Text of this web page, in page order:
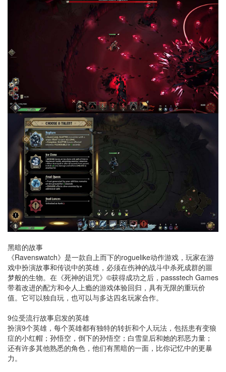
黑暗的故事
《Ravenswatch》是一款自上而下的roguelike动作游戏，玩家在游
戏中扮演故事和传说中的英雄，必须在伤神的战斗中杀死成群的噩
梦般的生物。在《死神的诅咒》©获得成功之后，passstech Games
带着改进的配方和令人上瘾的游戏体验回归，具有无限的重玩价
值。它可以独自玩，也可以与多达四名玩家合作。
9位受流行故事启发的英雄
扮演9个英雄，每个英雄都有独特的转折和个人玩法，包括患有变狼
症的小红帽；孙悟空，倒下的孙悟空；白雪皇后和她的邪恶力量；
还有许多其他熟悉的角色，他们有黑暗的一面，比你记忆中的更暴
力。